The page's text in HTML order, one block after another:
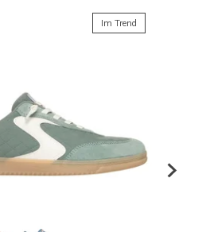
Im Trend